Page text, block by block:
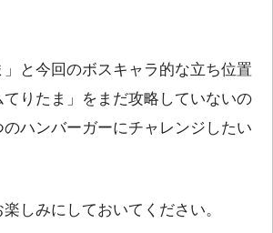
」と今回のボスキャラ的な立ち位置
りたま」をまだ攻略していないの
ハンバーガーにチャレンジしたい
しみにしておいてください。